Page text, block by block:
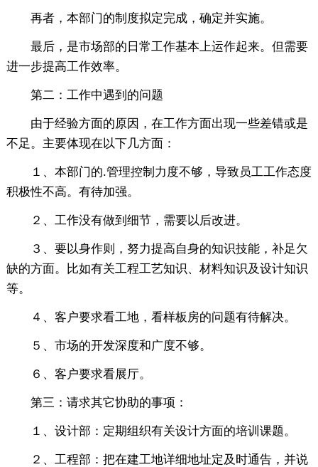
再者，本部门的制度拟定完成，确定并实施。
最后，是市场部的日常工作基本上运作起来。但需要
进一步提高工作效率。
第二：工作中遇到的问题
由于经验方面的原因，在工作方面出现一些差错或是
不足。主要体现在以下几方面：
１、本部门的.管理控制力度不够，导致员工工作态度
积极性不高。有待加强。
２、工作没有做到细节，需要以后改进。
３、要以身作则，努力提高自身的知识技能，补足欠
缺的方面。比如有关工程工艺知识、材料知识及设计知识
等。
４、客户要求看工地，看样板房的问题有待解决。
５、市场的开发深度和广度不够。
６、客户要求看展厅。
第三：请求其它协助的事项：
１、设计部：定期组织有关设计方面的培训课题。
２、工程部：把在建工地详细地址定及时通告，并说